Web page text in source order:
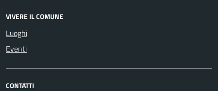
VIVERE IL COMUNE
Luoghi
Eventi
CONTATTI